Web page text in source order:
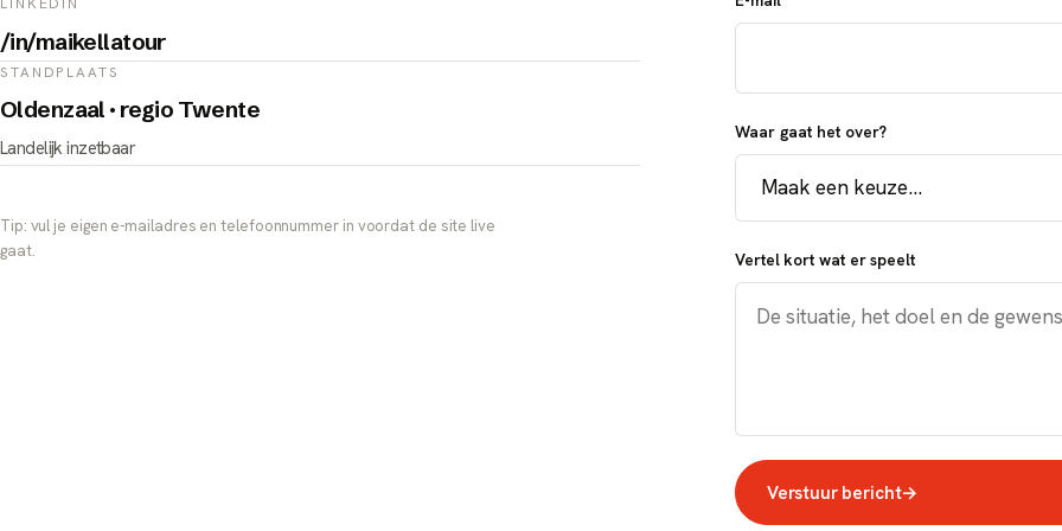
LINKEDIN
/in/maikellatour
STANDPLAATS
Oldenzaal · regio Twente
Landelijk inzetbaar
Tip: vul je eigen e-mailadres en telefoonnummer in voordat de site live
gaat.
Waar gaat het over?
Vertel kort wat er speelt
Verstuur bericht→